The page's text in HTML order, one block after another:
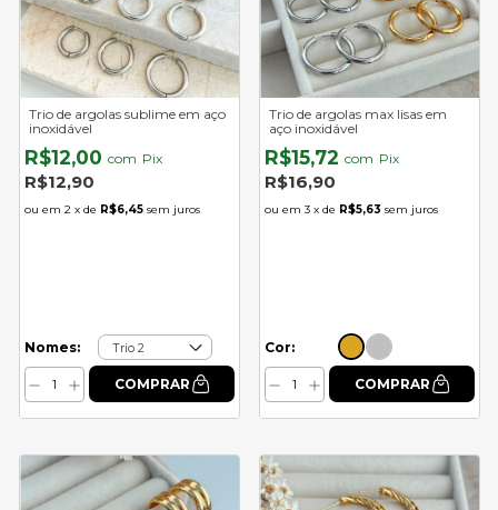
Trio de argolas sublime em aço
inoxidável
R$12,00 com Pix
R$12,90
2 x de R$6,45 sem juros
Nomes:
Trio de argolas max lisas em
aço inoxidável
R$15,72 com Pix
R$16,90
3 x de R$5,63 sem juros
Cor: